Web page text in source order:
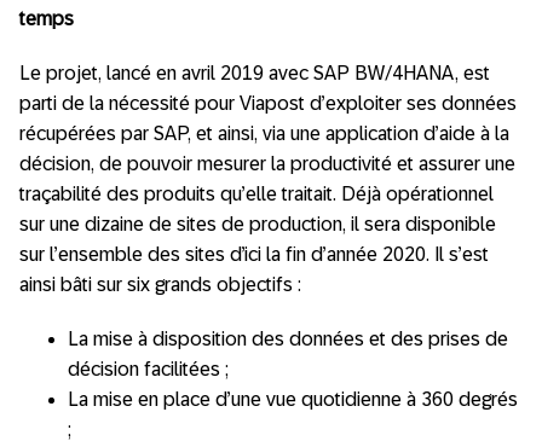
temps
Le projet, lancé en avril 2019 avec SAP BW/4HANA, est
parti de la nécessité pour Viapost d’exploiter ses données
récupérées par SAP, et ainsi, via une application d’aide à la
décision, de pouvoir mesurer la productivité et assurer une
traçabilité des produits qu’elle traitait. Déjà opérationnel
sur une dizaine de sites de production, il sera disponible
sur l’ensemble des sites d’ici la fin d’année 2020. Il s’est
ainsi bâti sur six grands objectifs :
La mise à disposition des données et des prises de
décision facilitées ;
La mise en place d’une vue quotidienne à 360 degrés
;